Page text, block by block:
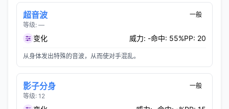
超音波
等级: —
一般
变化 威力: -命中: 55%PP: 20
从身体发出特殊的音波，从而使对手混乱。
影子分身
等级: 12
一般